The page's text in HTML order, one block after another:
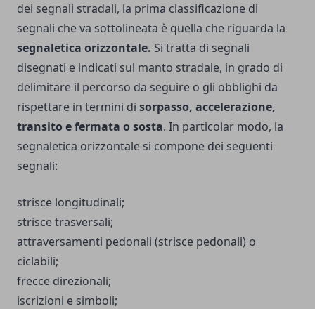
dei segnali stradali, la prima classificazione di
segnali che va sottolineata è quella che riguarda la
segnaletica orizzontale. Si tratta di segnali
disegnati e indicati sul manto stradale, in grado di
delimitare il percorso da seguire o gli obblighi da
rispettare in termini di sorpasso, accelerazione,
transito e fermata o sosta. In particolar modo, la
segnaletica orizzontale si compone dei seguenti
segnali:
strisce longitudinali;
strisce trasversali;
attraversamenti pedonali (strisce pedonali) o
ciclabili;
frecce direzionali;
iscrizioni e simboli;